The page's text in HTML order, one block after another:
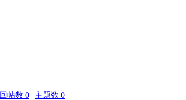
回帖数 0 | 主题数 0